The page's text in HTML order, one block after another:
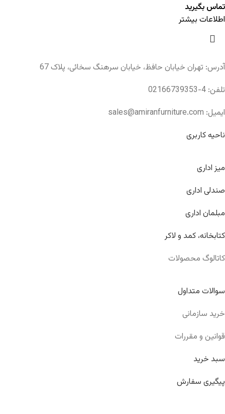
تماس بگیرید
اطلاعات بیشتر
آدرس: تهران خیابان حافظ، خیابان سرهنگ سخائی، پلاک 67
تلفن: 4-02166739353
ایمیل: sales@amiranfurniture.com
ناحیه کاربری
میز اداری
صندلی اداری
مبلمان اداری
کتابخانه، کمد و لاکر
کاتالوگ محصولات
سوالات متداول
خرید سازمانی
قوانین و مقررات
سبد خرید
پیگیری سفارش